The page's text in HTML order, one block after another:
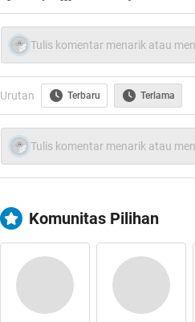
Terus 30menit perjalanan ada
mungkin kata Kaskuser tuh IGO gitu
agak gemuk'an dikit trus kulitnya
mahasiswa juga, sama kayak ane.
tuh ..dianya kejepit mulu gan..
:
Tulis komentar menarik atau
Urutan Terbaru Terlama
Tulis komentar menarik atau
Komunitas Pilihan